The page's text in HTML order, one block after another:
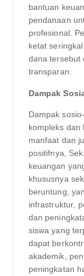
bantuan
pendanaan
profesional.
ketat
dana tersebut
transparan.
Dampak
Dampak
kompleks
manfaat dan
positifnya,
keuangan
khususnya
beruntung,
infrastruktur,
dan
siswa yang
dapat
akademik,
peningkatan